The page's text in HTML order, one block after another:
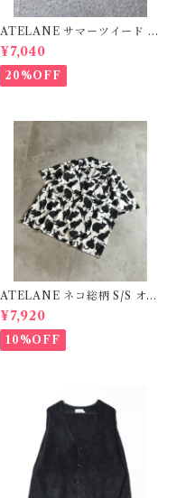
ATELANE サマーツイード テ
ーパードパンツ BLACK 26A
-18060
¥7,040
20%OFF
ATELANE ネコ総柄 S/S オー
プンシャツ アイボリー 26A-1
5023
¥7,920
10%OFF